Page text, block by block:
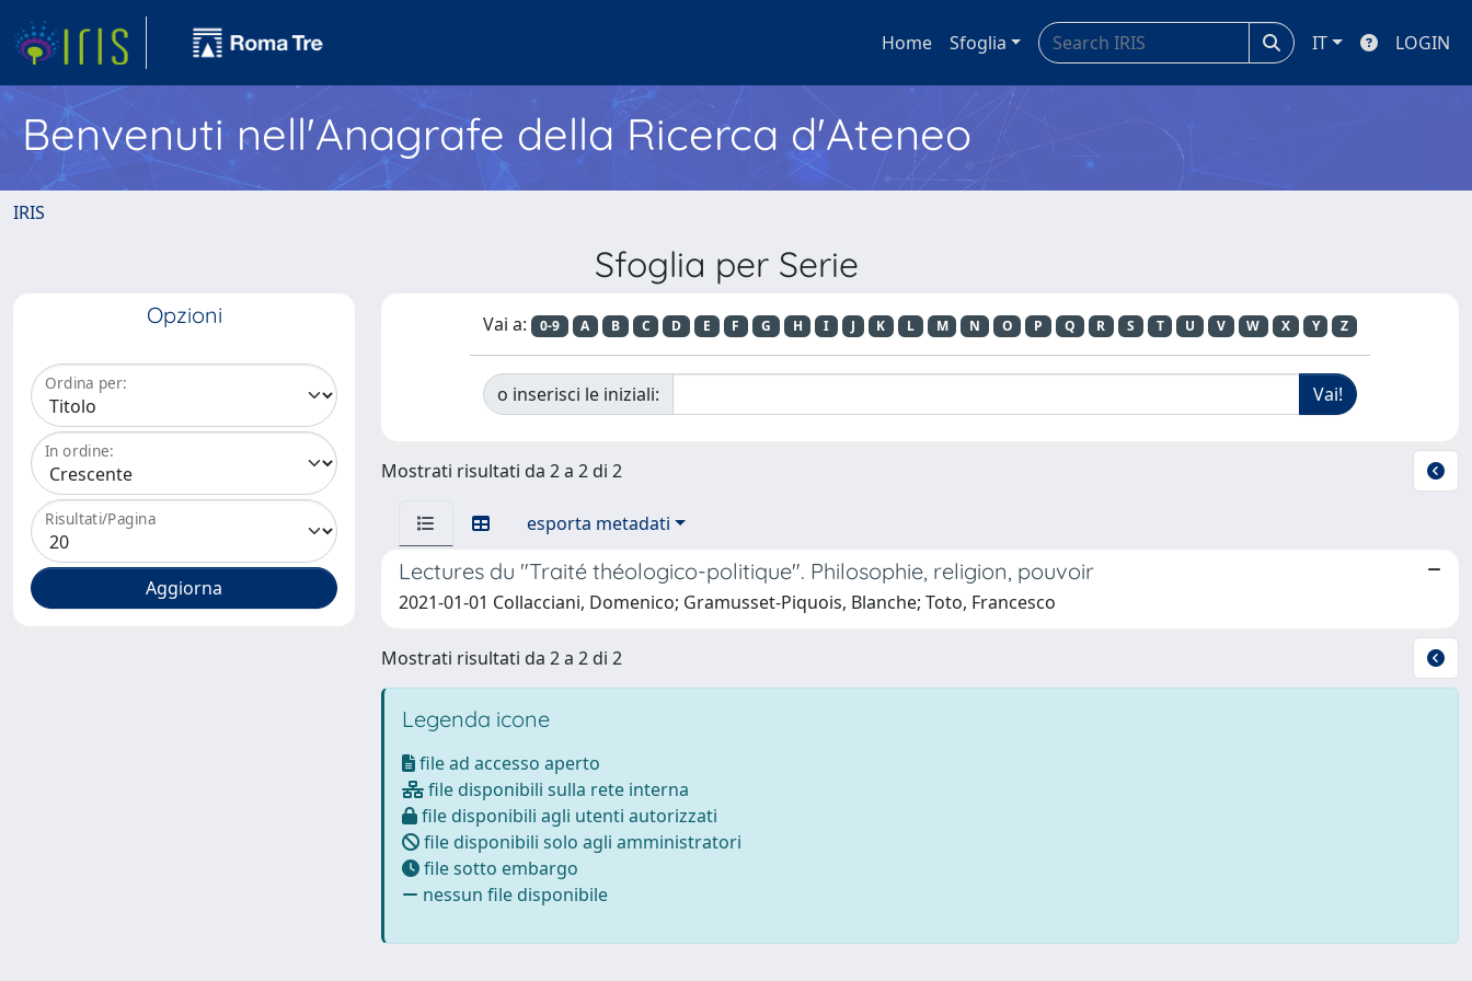
Home Sfoglia IT LOGIN
Benvenuti nell'Anagrafe della Ricerca d'Ateneo
IRIS
Sfoglia per Serie
Opzioni
Ordina per:
In ordine:
Risultati/Pagina
Vai a: 0-9 A B C D E F G H I J K L M N O P Q R S T U V W X Y Z
o inserisci le iniziali:
Mostrati risultati da 2 a 2 di 2
esporta metadati
Lectures du "Traité théologico-politique". Philosophie, religion, pouvoir
2021-01-01 Collacciani, Domenico; Gramusset-Piquois, Blanche; Toto, Francesco
Mostrati risultati da 2 a 2 di 2
Legenda icone
file ad accesso aperto
file disponibili sulla rete interna
file disponibili agli utenti autorizzati
file disponibili solo agli amministratori
file sotto embargo
nessun file disponibile